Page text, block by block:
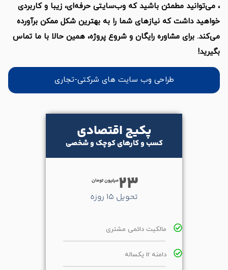
مطمئن باشید که وب‌سایتی حرفه‌ای، زیبا و کاربردی
که نیازهای شما را به بهترین شکل ممکن برآورده
مشاوره رایگان و شروع پروژه، همین حالا با ما تماس
طراحی وب سایت های شرکتی-تجاری
پکیج اقتصادی
کسب و کارهای کوچک و شخصی
میلیون تومان
مالکیت دائمی مشتری